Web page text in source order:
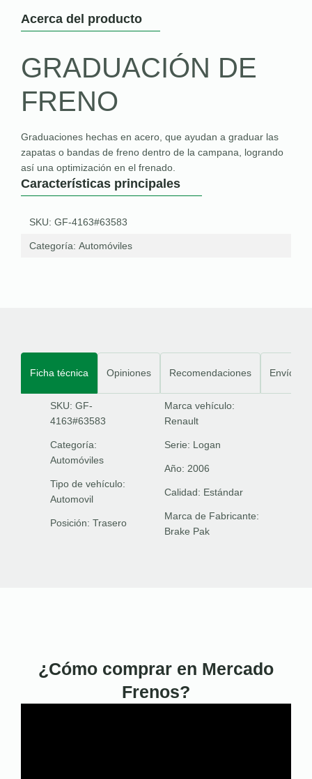
Acerca del producto
GRADUACIÓN DE
FRENO
Graduaciones hechas en acero, que ayudan a graduar las
zapatas o bandas de freno dentro de la campana, logrando
así una optimización en el frenado.
Características principales
SKU: GF-4163#63583
Categoría: Automóviles
Ficha técnica Opiniones Recomendaciones Envíos
SKU: GF-
4163#63583
Categoría:
Automóviles
Tipo de vehículo:
Automovil
Posición: Trasero
Marca vehículo:
Renault
Serie: Logan
Año: 2006
Calidad: Estándar
Marca de Fabricante:
Brake Pak
¿Cómo comprar en Mercado
Frenos?